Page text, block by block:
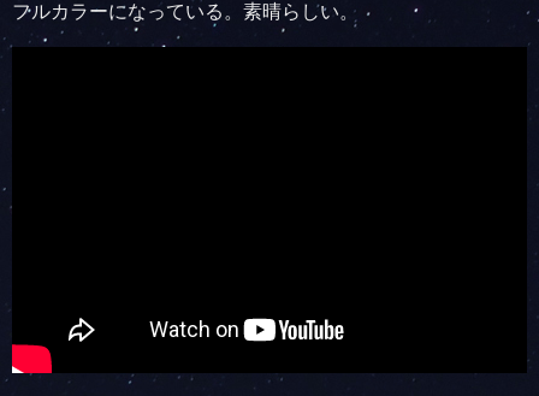
フルカラーになっている。素晴らしい。